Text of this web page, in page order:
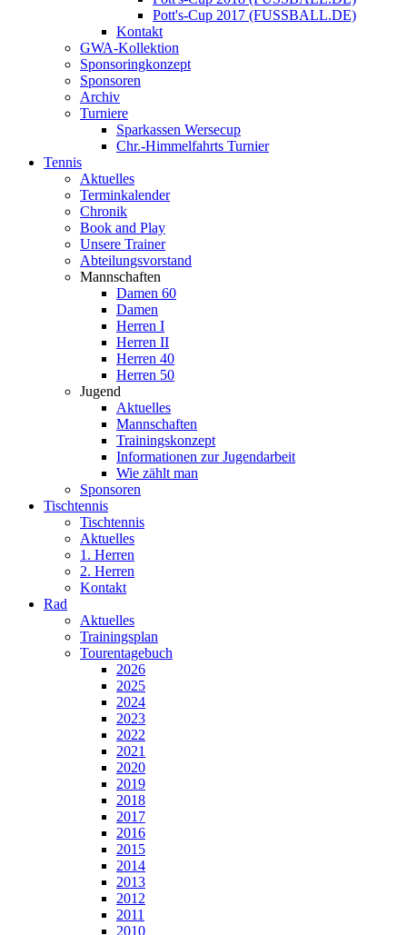
Pott's-Cup 2017 (FUSSBALL.DE)
Kontakt
GWA-Kollektion
Sponsoringkonzept
Sponsoren
Archiv
Turniere
Sparkassen Wersecup
Chr.-Himmelfahrts Turnier
Tennis
Aktuelles
Terminkalender
Chronik
Book and Play
Unsere Trainer
Abteilungsvorstand
Mannschaften
Damen 60
Damen
Herren I
Herren II
Herren 40
Herren 50
Jugend
Aktuelles
Mannschaften
Trainingskonzept
Informationen zur Jugendarbeit
Wie zählt man
Sponsoren
Tischtennis
Tischtennis
Aktuelles
1. Herren
2. Herren
Kontakt
Rad
Aktuelles
Trainingsplan
Tourentagebuch
2026
2025
2024
2023
2022
2021
2020
2019
2018
2017
2016
2015
2014
2013
2012
2011
2010